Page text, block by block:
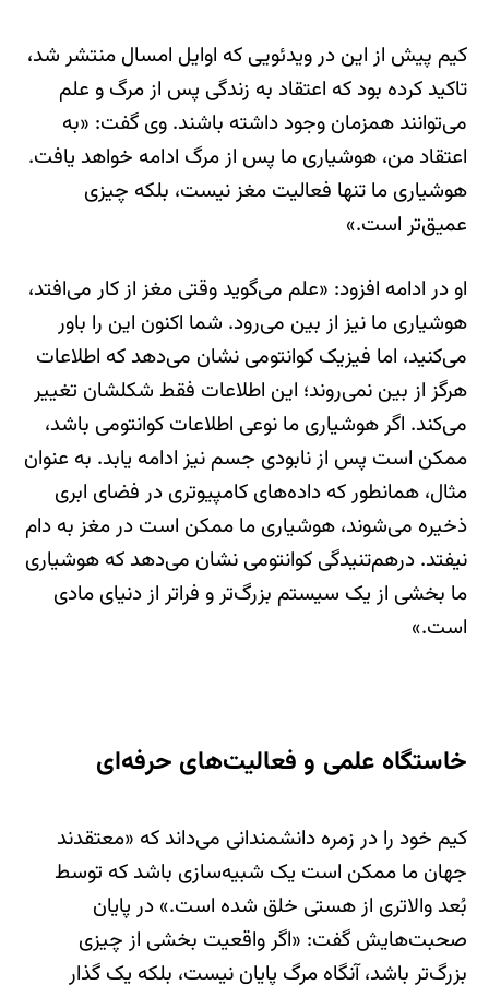
کیم پیش از این در ویدئویی که اوایل امسال منتشر شد،
تاکید کرده بود که اعتقاد به زندگی پس از مرگ و علم
می‌توانند همزمان وجود داشته باشند. وی گفت: «به
اعتقاد من، هوشیاری ما پس از مرگ ادامه خواهد یافت.
هوشیاری ما تنها فعالیت مغز نیست، بلکه چیزی
عمیق‌تر است.»
او در ادامه افزود: «علم می‌گوید وقتی مغز از کار می‌افتد،
هوشیاری ما نیز از بین می‌رود. شما اکنون این را باور
می‌کنید، اما فیزیک کوانتومی نشان می‌دهد که اطلاعات
هرگز از بین نمی‌روند؛ این اطلاعات فقط شکلشان تغییر
می‌کند. اگر هوشیاری ما نوعی اطلاعات کوانتومی باشد،
ممکن است پس از نابودی جسم نیز ادامه یابد. به عنوان
مثال، همانطور که داده‌های کامپیوتری در فضای ابری
ذخیره می‌شوند، هوشیاری ما ممکن است در مغز به دام
نیفتد. درهم‌تنیدگی کوانتومی نشان می‌دهد که هوشیاری
ما بخشی از یک سیستم بزرگ‌تر و فراتر از دنیای مادی
است.»
خاستگاه علمی و فعالیت‌های حرفه‌ای
کیم خود را در زمره دانشمندانی می‌داند که «معتقدند
جهان ما ممکن است یک شبیه‌سازی باشد که توسط
بُعد والاتری از هستی خلق شده است.» در پایان
صحبت‌هایش گفت: «اگر واقعیت بخشی از چیزی
بزرگ‌تر باشد، آنگاه مرگ پایان نیست، بلکه یک گذار